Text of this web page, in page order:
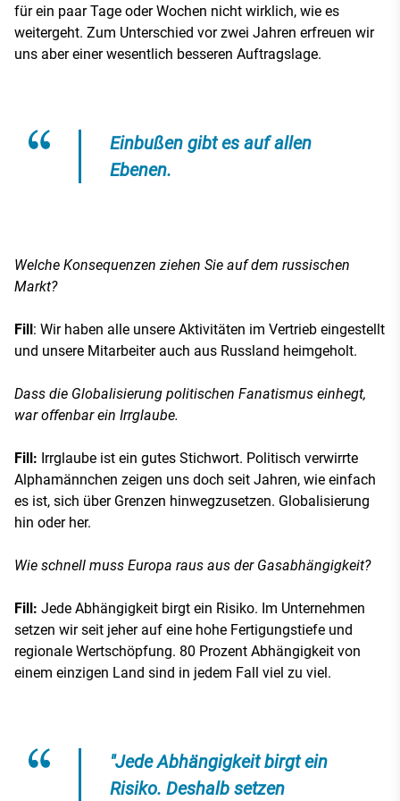
für ein paar Tage oder Wochen nicht wirklich, wie es
weitergeht. Zum Unterschied vor zwei Jahren erfreuen wir
uns aber einer wesentlich besseren Auftragslage.
Einbußen gibt es auf allen
Ebenen.
Welche Konsequenzen ziehen Sie auf dem russischen
Markt?
Fill: Wir haben alle unsere Aktivitäten im Vertrieb eingestellt
und unsere Mitarbeiter auch aus Russland heimgeholt.
Dass die Globalisierung politischen Fanatismus einhegt,
war offenbar ein Irrglaube.
Fill: Irrglaube ist ein gutes Stichwort. Politisch verwirrte
Alphamännchen zeigen uns doch seit Jahren, wie einfach
es ist, sich über Grenzen hinwegzusetzen. Globalisierung
hin oder her.
Wie schnell muss Europa raus aus der Gasabhängigkeit?
Fill: Jede Abhängigkeit birgt ein Risiko. Im Unternehmen
setzen wir seit jeher auf eine hohe Fertigungstiefe und
regionale Wertschöpfung. 80 Prozent Abhängigkeit von
einem einzigen Land sind in jedem Fall viel zu viel.
"Jede Abhängigkeit birgt ein
Risiko. Deshalb setzen